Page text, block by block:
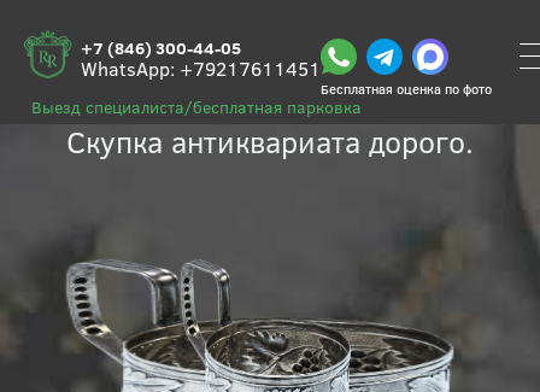
+7 (846) 300-44-05
WhatsApp: +79217611451
Выезд специалиста/бесплатная парковка
Бесплатная оценка по фото
Продать антиквариат в Самаре.
Скупка антиквариата дорого.